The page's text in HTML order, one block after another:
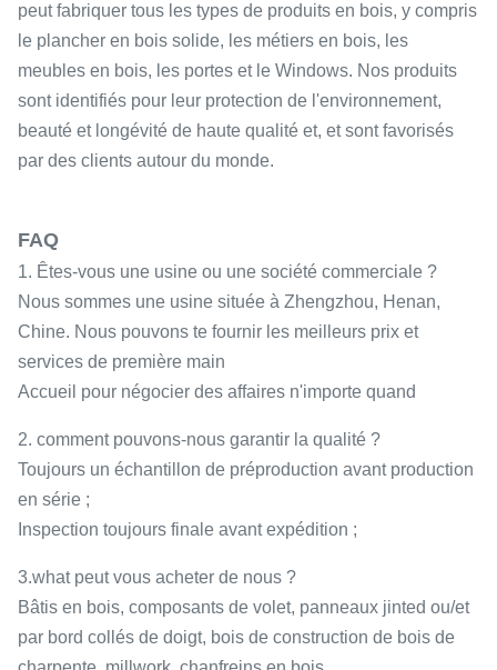
peut fabriquer tous les types de produits en bois, y compris
le plancher en bois solide, les métiers en bois, les
meubles en bois, les portes et le Windows. Nos produits
sont identifiés pour leur protection de l'environnement,
beauté et longévité de haute qualité et, et sont favorisés
par des clients autour du monde.
FAQ
1. Êtes-vous une usine ou une société commerciale ?
Nous sommes une usine située à Zhengzhou, Henan,
Chine. Nous pouvons te fournir les meilleurs prix et
services de première main
Accueil pour négocier des affaires n'importe quand
2. comment pouvons-nous garantir la qualité ?
Toujours un échantillon de préproduction avant production
en série ;
Inspection toujours finale avant expédition ;
3.what peut vous acheter de nous ?
Bâtis en bois, composants de volet, panneaux jinted ou/et
par bord collés de doigt, bois de construction de bois de